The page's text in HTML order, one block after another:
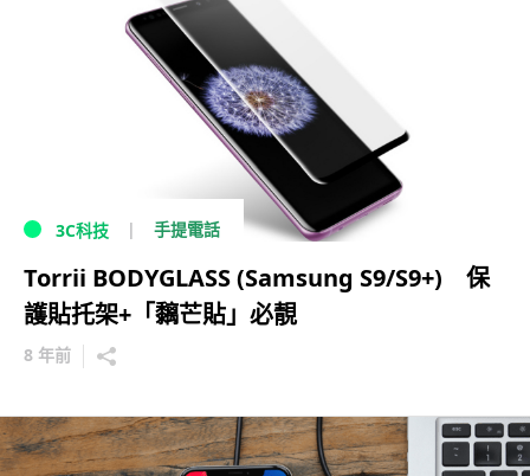
3C科技 手提電話
Torrii BODYGLASS (Samsung S9/S9+) 保
護貼托架+「黐芒貼」必靚
8 年前